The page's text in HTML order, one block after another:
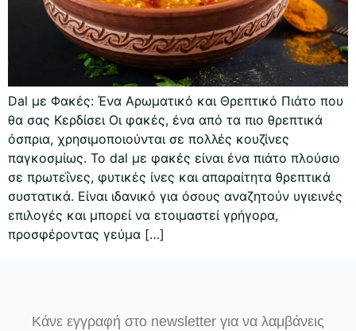
Dal με Φακές: Ένα Αρωματικό και Θρεπτικό Πιάτο που
θα σας Κερδίσει Οι φακές, ένα από τα πιο θρεπτικά
όσπρια, χρησιμοποιούνται σε πολλές κουζίνες
παγκοσμίως. Το dal με φακές είναι ένα πιάτο πλούσιο
σε πρωτεΐνες, φυτικές ίνες και απαραίτητα θρεπτικά
συστατικά. Είναι ιδανικό για όσους αναζητούν υγιεινές
επιλογές και μπορεί να ετοιμαστεί γρήγορα,
προσφέροντας γεύμα […]
Κάνε εγγραφή στο newsletter για να λαμβάνεις